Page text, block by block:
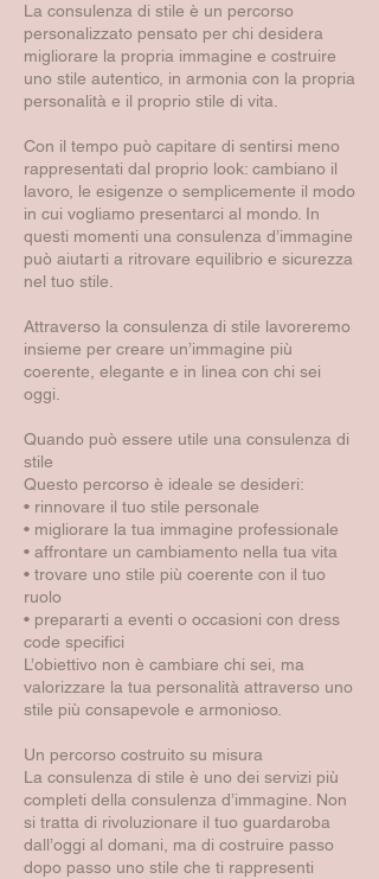
m
i
n
u
t
La consulenza di stile è un percorso
personalizzato pensato per chi desidera
migliorare la propria immagine e costruire
uno stile autentico, in armonia con la propria
personalità e il proprio stile di vita.
Con il tempo può capitare di sentirsi meno
rappresentati dal proprio look: cambiano il
lavoro, le esigenze o semplicemente il modo
in cui vogliamo presentarci al mondo. In
questi momenti una consulenza d’immagine
può aiutarti a ritrovare equilibrio e sicurezza
nel tuo stile.
Attraverso la consulenza di stile lavoreremo
insieme per creare un’immagine più
coerente, elegante e in linea con chi sei
oggi.
Quando può essere utile una consulenza di
stile
Questo percorso è ideale se desideri:
• rinnovare il tuo stile personale
• migliorare la tua immagine professionale
• affrontare un cambiamento nella tua vita
• trovare uno stile più coerente con il tuo
ruolo
• prepararti a eventi o occasioni con dress
code specifici
L’obiettivo non è cambiare chi sei, ma
valorizzare la tua personalità attraverso uno
stile più consapevole e armonioso.
Un percorso costruito su misura
La consulenza di stile è uno dei servizi più
completi della consulenza d’immagine. Non
si tratta di rivoluzionare il tuo guardaroba
dall’oggi al domani, ma di costruire passo
dopo passo uno stile che ti rappresenti